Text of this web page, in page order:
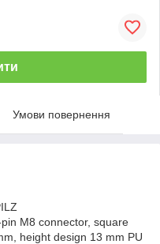
Умови повернення
M8 connector, square
height design 13 mm PU